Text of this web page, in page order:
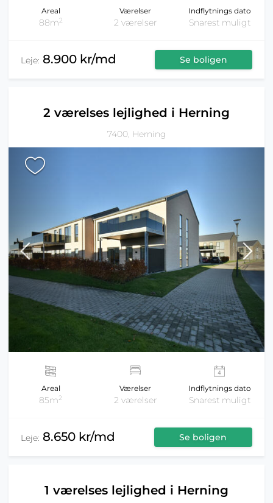
Areal
88m2
Værelser
2 værelser
Indflytnings dato
Snarest muligt
Leje: 8.900 kr/md Se boligen
2 værelses lejlighed i Herning
7400, Herning
Areal
85m2
Værelser
2 værelser
Indflytnings dato
Snarest muligt
Leje: 8.650 kr/md Se boligen
1 værelses lejlighed i Herning